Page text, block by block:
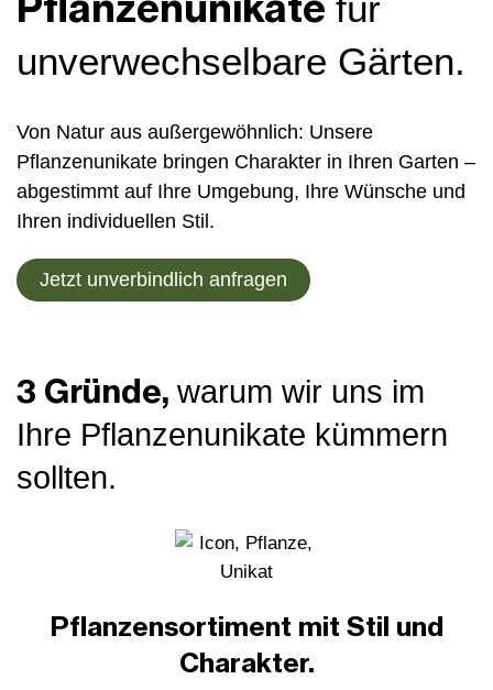
unverwechselbare Gärten.
Von Natur aus außergewöhnlich: Unsere
Pflanzenunikate bringen Charakter in Ihren Garten –
abgestimmt auf Ihre Umgebung, Ihre Wünsche und
Ihren individuellen Stil.
Jetzt unverbindlich anfragen
3 Gründe, warum wir uns im
Ihre Pflanzenunikate kümmern
sollten.
Pflanzensortiment mit Stil und
Charakter.